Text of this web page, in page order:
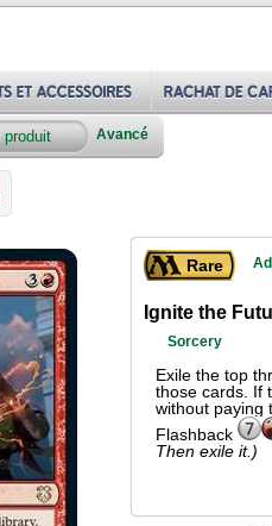
Avancé
Rare
Ignite the
Sorcery
Exile the top
those cards. If
without paying
Flashback
Then exile it.)